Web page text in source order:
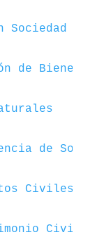
de Bienes
de
Civiles de
Civil